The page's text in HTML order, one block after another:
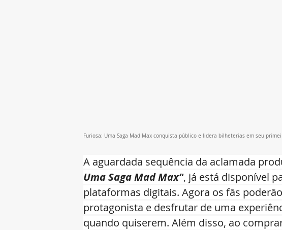
Furiosa: Uma Saga Mad Max conquista público e lidera bilheterias em seu
A aguardada sequência da aclamada
Uma Saga Mad Max”, já está disponível
plataformas digitais. Agora os fãs
protagonista e desfrutar de uma
quando quiserem. Além disso, ao